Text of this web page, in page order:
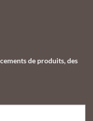
de produits, des